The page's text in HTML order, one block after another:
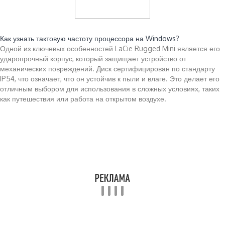
Как узнать тактовую частоту процессора на Windows?
Одной из ключевых особенностей LaCie Rugged Mini является его
ударопрочный корпус, который защищает устройство от
механических повреждений. Диск сертифицирован по стандарту
IP54, что означает, что он устойчив к пыли и влаге. Это делает его
отличным выбором для использования в сложных условиях, таких
как путешествия или работа на открытом воздухе.